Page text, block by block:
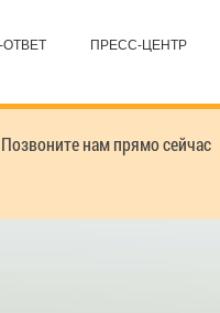
ПРЕСС-ЦЕНТР
Позвоните нам прямо сейчас